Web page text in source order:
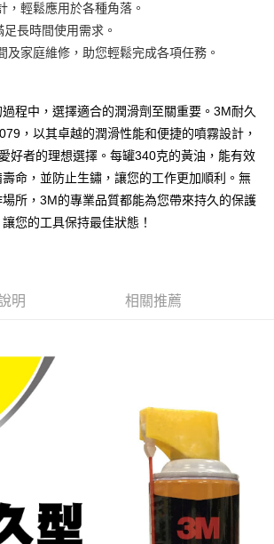
付」】
員、不需綁卡、不需儲值。
碼，簡訊認證，即可結帳。
／服務後，再付款。
帳流程】
先享後付」後，將跳轉至「AFTEE先享後付」
證並確認金額後，即可完成結帳。
將收到繳費通知簡訊。
份有限公司提供之「AFTEE先享後付」服務完成之交
圍內提供個人資料，並將交易相關給付款項請求債
限公司。
事宜，請瀏覽以下網址：
事先徵得法定代理人或監護人之同意方可使用
若未經同意申辦者引起之損失，本公司不負相關責
後付」時，將依據個別帳號之用戶狀況，依本公司即
額度；若仍有額度不足之情形，本公司將視審查結果
含以上)免運費
含以上)免運費
，輕鬆應用於各種角落。
長時間使用需求。
及家庭維修，助您輕鬆完成各項任務。
程中，選擇適合的潤滑劑至關重要。3M耐久
，以其卓越的潤滑性能和便捷的噴霧設計，
好者的理想選擇。每罐340克的黃油，能有效
命，並防止生鏽，讓您的工作更加順利。無
所，3M的專業品質都能為您帶來持久的保護
您的工具保持最佳狀態！
明 相關推薦